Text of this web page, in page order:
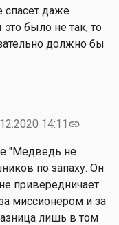
спасет даже
это было не так, то
должно бы
14:11 link
"Медведь не
по запаху. Он
привередничает.
миссионером и за
лишь в том